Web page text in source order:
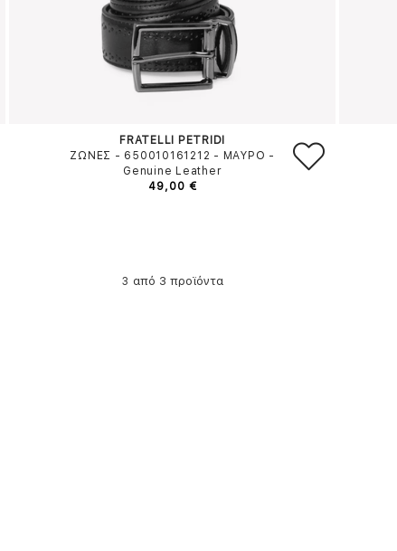
FRATELLI PETRIDI
ΖΩΝΕΣ - 650010161212 - ΜΑΥΡΟ -
Genuine Leather
49,00 €
3 από 3 προϊόντα